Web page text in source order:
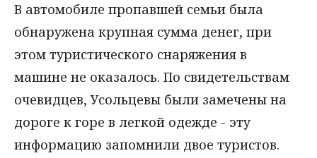
В автомобиле пропавшей семьи была
обнаружена крупная сумма денег, при
этом туристического снаряжения в
машине не оказалось. По свидетельствам
очевидцев, Усольцевы были замечены на
дороге к горе в легкой одежде - эту
информацию запомнили двое туристов.